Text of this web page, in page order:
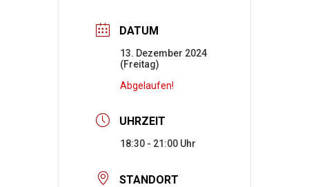
DATUM
13. Dezember 2024
(Freitag)
Abgelaufen!
UHRZEIT
18:30 - 21:00
STANDORT